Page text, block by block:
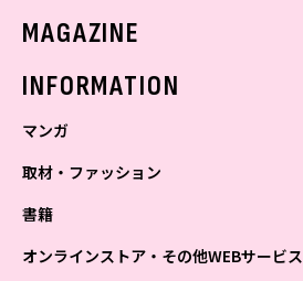
MAGAZINE
INFORMATION
マンガ
少年マンガ
Vジャンプ
青年マンガ
少女マンガ
取材・ファッション
ファッション・美容
芸能・情報・スポーツ
書籍
文芸・文庫・総合
オンラインストア・その他WEBサービス